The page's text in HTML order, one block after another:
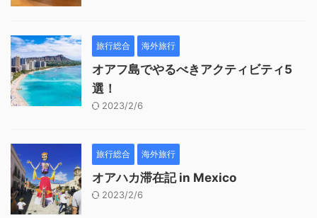
旅行総合 海外旅行
オアフ島でやるべきアクティビティ5
選！
2023/2/6
旅行総合 海外旅行
オアハカ滞在記 in Mexico
2023/2/6